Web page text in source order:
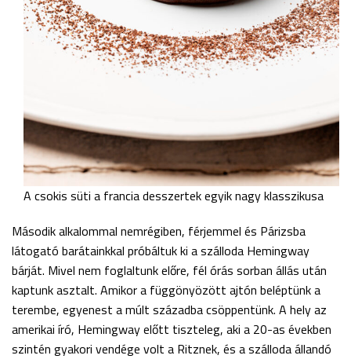
A csokis süti a francia desszertek egyik nagy klasszikusa
Második alkalommal nemrégiben, férjemmel és Párizsba
látogató barátainkkal próbáltuk ki a szálloda Hemingway
bárját. Mivel nem foglaltunk előre, fél órás sorban állás után
kaptunk asztalt. Amikor a függönyözött ajtón beléptünk a
terembe, egyenest a múlt századba csöppentünk. A hely az
amerikai író, Hemingway előtt tiszteleg, aki a 20-as években
szintén gyakori vendége volt a Ritznek, és a szálloda állandó